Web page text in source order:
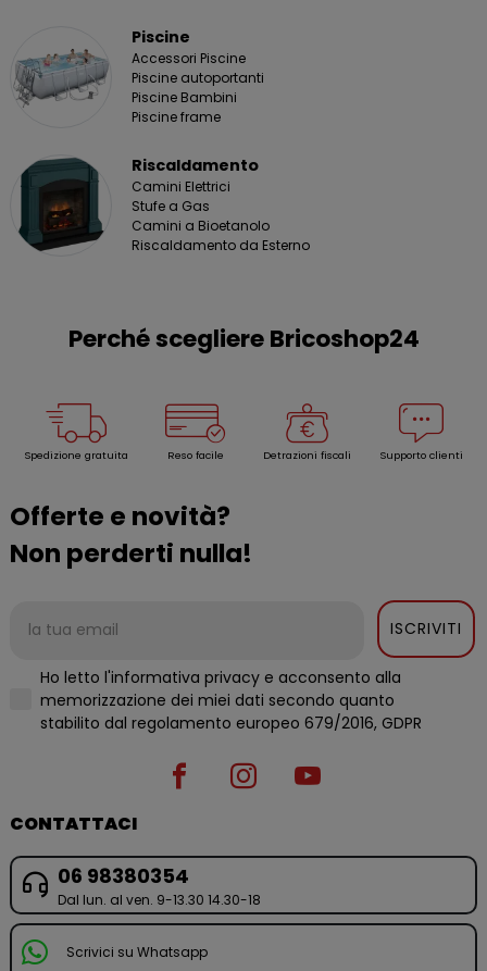
Piscine
Accessori Piscine
Piscine autoportanti
Piscine Bambini
Piscine frame
Riscaldamento
Camini Elettrici
Stufe a Gas
Camini a Bioetanolo
Riscaldamento da Esterno
Perché scegliere Bricoshop24
Spedizione gratuita Reso facile Detrazioni fiscali Supporto clienti
Offerte e novità?
Non perderti nulla!
ISCRIVITI
Ho letto l'informativa privacy e acconsento alla
memorizzazione dei miei dati secondo quanto
stabilito dal regolamento europeo 679/2016, GDPR
CONTATTACI
06 98380354
Dal lun. al ven. 9-13.30 14.30-18
Scrivici su Whatsapp